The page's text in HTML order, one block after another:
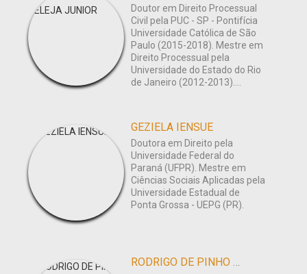
Doutor em Direito Processual
Civil pela PUC - SP - Pontifícia
Universidade Católica de São
Paulo (2015-2018). Mestre em
Direito Processual pela
Universidade do Estado do Rio
de Janeiro (2012-2013)....
GEZIELA IENSUE
Doutora em Direito pela
Universidade Federal do
Paraná (UFPR). Mestre em
Ciências Sociais Aplicadas pela
Universidade Estadual de
Ponta Grossa - UEPG (PR).
RODRIGO DE PINHO BERTOCCELLI